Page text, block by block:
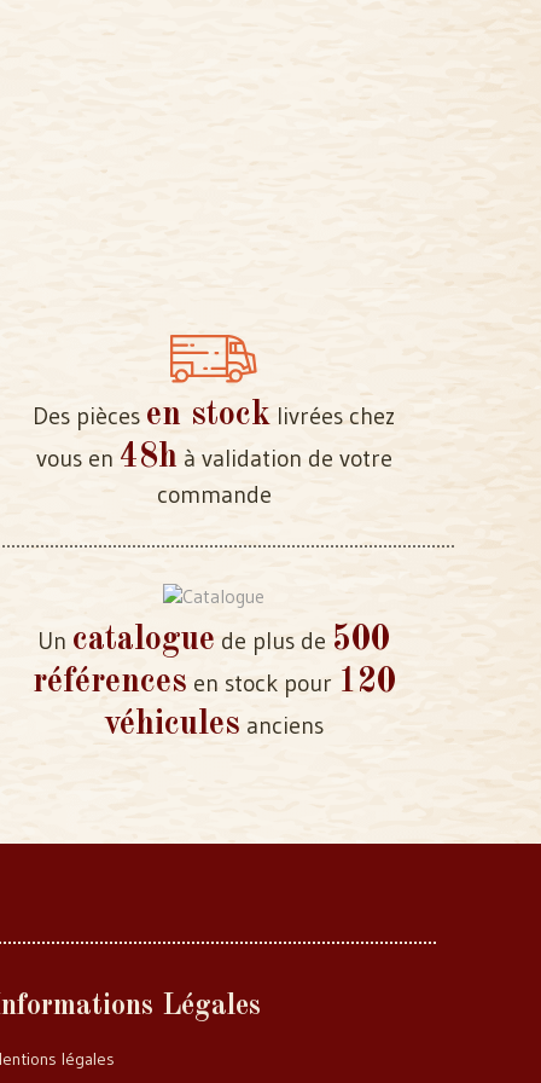
Des pièces en stock livrées chez
vous en 48h à validation de votre
commande
Un catalogue de plus de 500
références en stock pour 120
véhicules anciens
Légales
légales